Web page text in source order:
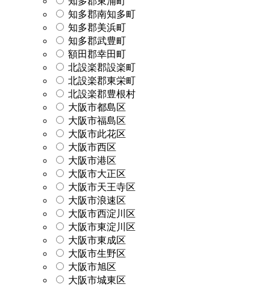
知多郡南知多町
知多郡美浜町
知多郡武豊町
額田郡幸田町
北設楽郡設楽町
北設楽郡東栄町
北設楽郡豊根村
大阪市都島区
大阪市福島区
大阪市此花区
大阪市西区
大阪市港区
大阪市大正区
大阪市天王寺区
大阪市浪速区
大阪市西淀川区
大阪市東淀川区
大阪市東成区
大阪市生野区
大阪市旭区
大阪市城東区